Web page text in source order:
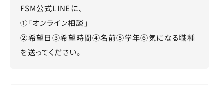
FSM公式LINEに、
①「オンライン相談」
②希望日③希望時間④名前⑤学年⑥気になる職種
を送ってください。